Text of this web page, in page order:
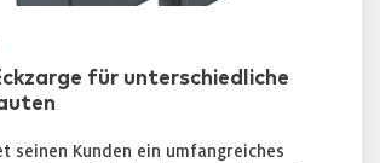
für unterschiedliche
seinen Kunden ein umfangreiches